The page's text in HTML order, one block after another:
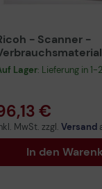
- Scanner -
Ricoh fi-8170,
8250, fi-8270
Lager: Lieferung in
€
MwSt. zzgl. Versand
In den